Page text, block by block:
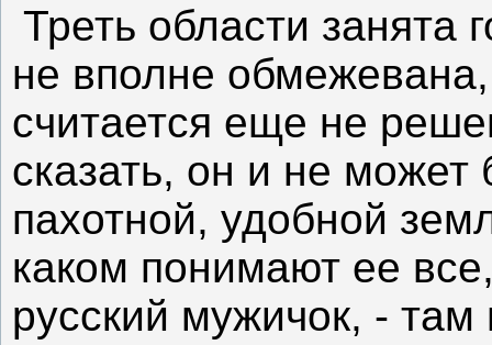
Треть области занята
не вполне
считается еще не
сказать, он и не
пахотной, удобной
каком понимают ее
русский мужичок, - там